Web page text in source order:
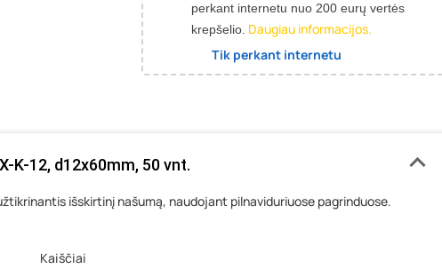
perkant internetu nuo 200 eurų vertės
krepšelio. Daugiau informacijos.
Tik perkant internetu
K-12, d12x60mm, 50 vnt.
išskirtinį našumą, naudojant pilnaviduriuose pagrinduose.
Kaiščiai